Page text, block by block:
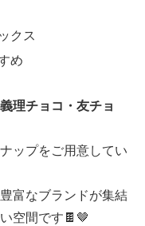
クス
め
理チョコ・友チョ
ップをご用意してい
富なブランドが集結
空間です🍫🤎